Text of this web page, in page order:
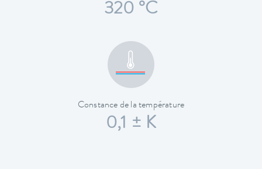
320 °C
Constance de la température
0,1 ± K